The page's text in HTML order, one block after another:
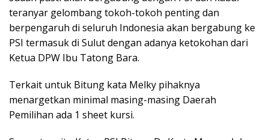
teranyar gelombang tokoh-tokoh penting dan
berpengaruh di seluruh Indonesia akan bergabung ke
PSI termasuk di Sulut dengan adanya ketokohan dari
Ketua DPW Ibu Tatong Bara.
Terkait untuk Bitung kata Melky pihaknya
menargetkan minimal masing-masing Daerah
Pemilihan ada 1 sheet kursi.